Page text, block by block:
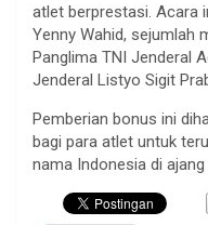
atlet berprestasi. Acara
Yenny Wahid, sejumlah
Panglima TNI Jenderal
Jenderal Listyo Sigit
Pemberian bonus ini
bagi para atlet untuk
nama Indonesia di